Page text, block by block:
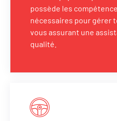
possède les
nécessaires pour gérer
vous assurant une
qualité.